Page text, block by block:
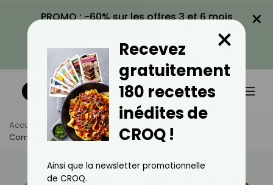
PROMO : -60% sur les offres 3 et 6 mois
VOIR LA PROMO
×
Accueil Actus
Astuces Culinaires
Comment Sauver Une Purée Trop Liquide ?
Recevez
gratuitement
180 recettes
inédites de
CROQ !
×
Ainsi que la newsletter promotionnelle
de CROQ.